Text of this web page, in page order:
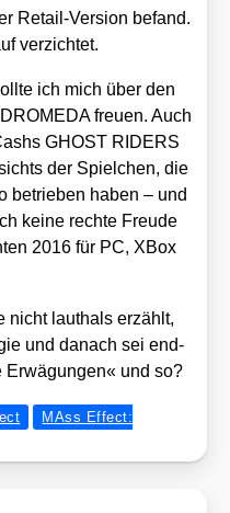
Retail-Ver­si­on befand.
ver­zich­tet.
ich mich über den
freu­en. Auch
GHOST RIDERS
der Spiel­chen, die
betrie­ben haben – und
kei­ne rech­te Freu­de
2016 für PC, XBox
nicht laut­hals erzählt,
und danach sei end­
und so?
MAss Effect: